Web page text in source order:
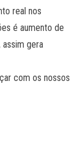
real nos
é aumento de
assim gera
com os nossos